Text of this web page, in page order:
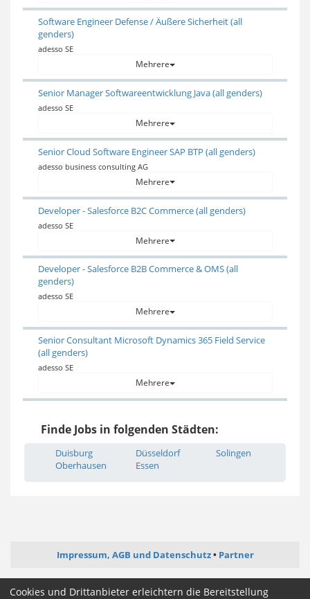
Software Engineer Defense / Äußere Sicherheit (all
genders)
adesso SE
Mehrere
Senior Manager Softwareentwicklung Java (all genders)
adesso SE
Mehrere
Senior Cloud Software Engineer SAP BTP (all genders)
adesso business consulting AG
Mehrere
Developer - Salesforce B2C Commerce (all genders)
adesso SE
Mehrere
Developer - Salesforce B2B Commerce & OMS (all
genders)
adesso SE
Mehrere
Senior Consultant Microsoft Dynamics 365 Field Service
(all genders)
adesso SE
Mehrere
Finde Jobs in folgenden Städten:
Duisburg
Oberhausen
Düsseldorf
Essen
Solingen
Impressum, AGB und Datenschutz Partner
ictjob.de administrator-jobs.de
softwareentwickler-jobs.de
Cookies und Drittanbieter erleichtern die Bereitstellung